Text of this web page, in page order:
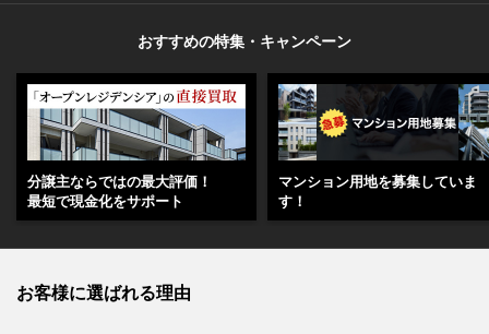
おすすめの特集・キャンペーン
分譲主ならではの最大評価！
最短で現金化をサポート
マンション用地を募集していま
す！
お客様に選ばれる理由